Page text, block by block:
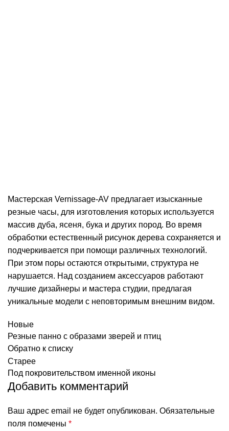
Мастерская Vernissage-AV предлагает изысканные
резные часы, для изготовления которых используется
массив дуба, ясеня, бука и других пород. Во время
обработки естественный рисунок дерева сохраняется и
подчеркивается при помощи различных технологий.
При этом поры остаются открытыми, структура не
нарушается. Над созданием аксессуаров работают
лучшие дизайнеры и мастера студии, предлагая
уникальные модели с неповторимым внешним видом.
Новые
Резные панно с образами зверей и птиц
Обратно к списку
Старее
Под покровительством именной иконы
Добавить комментарий
Ваш адрес email не будет опубликован. Обязательные
поля помечены *